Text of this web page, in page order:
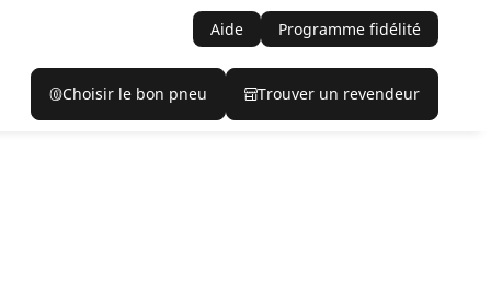
Aide Programme fidélité
Choisir le bon pneu Trouver un revendeur